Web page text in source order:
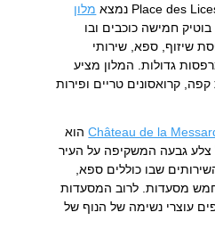
מלון
בוטיק חמישה כוכבים ובו
שיזוף, ספא, שירותי
גדולות. המלון מציע
קרואסונים טריים ופירות
הוא
צלע גבעה המשקיפה על העיר
שבו כוללים ספא,
מסעדות. לרוב המסעדות
עוצרי נשימה של הנוף של